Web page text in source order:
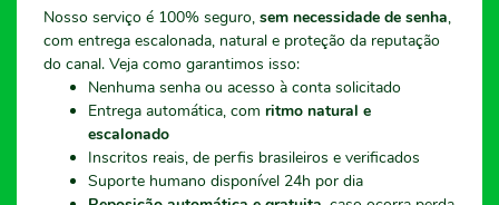
Nosso serviço é 100% seguro, sem necessidade de senha,
com entrega escalonada, natural e proteção da reputação
do canal. Veja como garantimos isso:
Nenhuma senha ou acesso à conta solicitado
Entrega automática, com ritmo natural e
escalonado
Inscritos reais, de perfis brasileiros e verificados
Suporte humano disponível 24h por dia